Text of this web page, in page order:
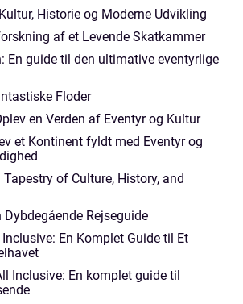
Historie og Moderne Udvikling
af et Levende Skatkammer
En guide til den ultimative eventyrlige
Floder
en Verden af Eventyr og Kultur
et Kontinent fyldt med Eventyr og
of Culture, History, and
Dybdegående Rejseguide
En Komplet Guide til Et
Inclusive: En komplet guide til